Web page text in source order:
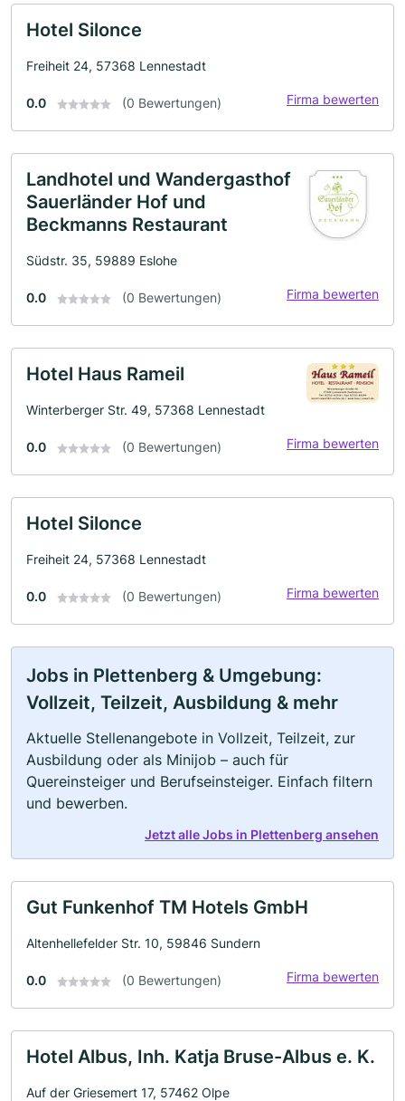
Hotel Silonce
Freiheit 24, 57368 Lennestadt
0.0 (0 Bewertungen) Firma bewerten
Landhotel und Wandergasthof
Sauerländer Hof und
Beckmanns Restaurant
Südstr. 35, 59889 Eslohe
0.0 (0 Bewertungen) Firma bewerten
Hotel Haus Rameil
Winterberger Str. 49, 57368 Lennestadt
0.0 (0 Bewertungen) Firma bewerten
Hotel Silonce
Freiheit 24, 57368 Lennestadt
0.0 (0 Bewertungen) Firma bewerten
Jobs in Plettenberg & Umgebung:
Vollzeit, Teilzeit, Ausbildung & mehr
Aktuelle Stellenangebote in Vollzeit, Teilzeit, zur
Ausbildung oder als Minijob – auch für
Quereinsteiger und Berufseinsteiger. Einfach filtern
und bewerben.
Jetzt alle Jobs in Plettenberg ansehen
Gut Funkenhof TM Hotels GmbH
Altenhellefelder Str. 10, 59846 Sundern
0.0 (0 Bewertungen) Firma bewerten
Hotel Albus, Inh. Katja Bruse-Albus e. K.
Auf der Griesemert 17, 57462 Olpe